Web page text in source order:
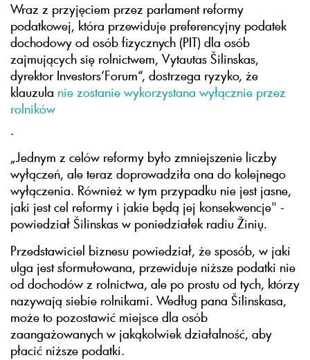
Wraz z przyjęciem przez parlament reformy
podatkowej, która przewiduje preferencyjny podatek
dochodowy od osób fizycznych (PIT) dla osób
zajmujących się rolnictwem, Vytautas Šilinskas,
dyrektor Investors‘Forum“, dostrzega ryzyko, że
klauzula nie zostanie wykorzystana wyłącznie przez
rolników
.
„Jednym z celów reformy było zmniejszenie liczby
wyłączeń, ale teraz doprowadziła ona do kolejnego
wyłączenia. Również w tym przypadku nie jest jasne,
jaki jest cel reformy i jakie będą jej konsekwencje" -
powiedział Šilinskas w poniedziałek radiu Žinių.
Przedstawiciel biznesu powiedział, że sposób, w jaki
ulga jest sformułowana, przewiduje niższe podatki nie
od dochodów z rolnictwa, ale po prostu od tych, którzy
nazywają siebie rolnikami. Według pana Šilinskasa,
może to pozostawić miejsce dla osób
zaangażowanych w jakąkolwiek działalność, aby
płacić niższe podatki.